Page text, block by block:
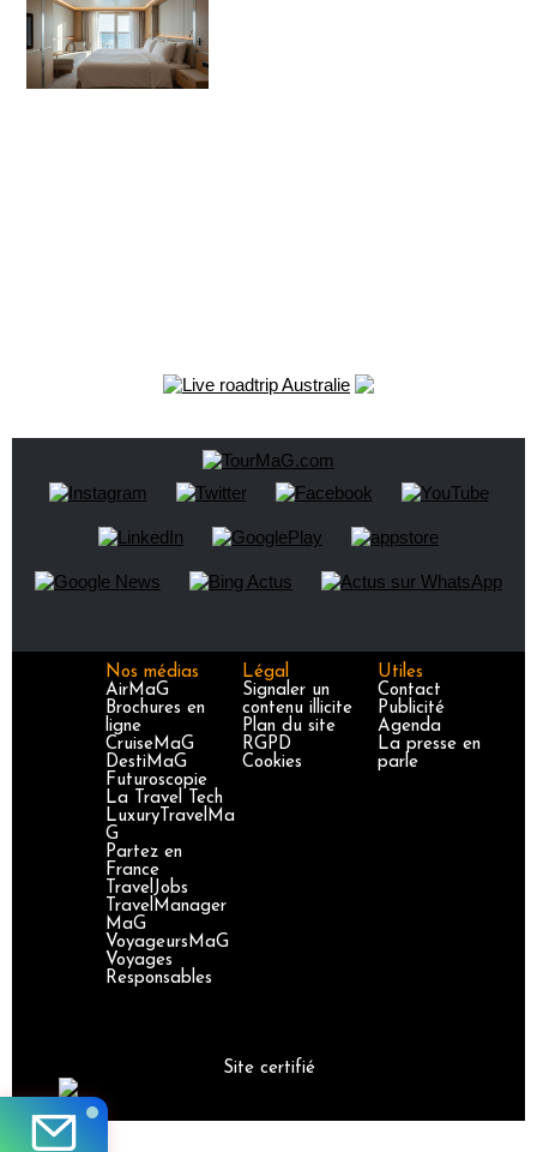
Nos médias
AirMaG
Brochures en
ligne
CruiseMaG
DestiMaG
Futuroscopie
La Travel Tech
LuxuryTravelMa
G
Partez en
France
TravelJobs
TravelManager
MaG
VoyageursMaG
Voyages
Responsables
Légal
Signaler un
contenu illicite
Plan du site
RGPD
Cookies
Utiles
Contact
Publicité
Agenda
La presse en
parle
Site certifié